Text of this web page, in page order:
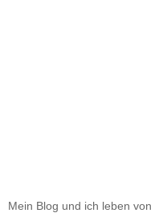
Mein Blog und ich leben